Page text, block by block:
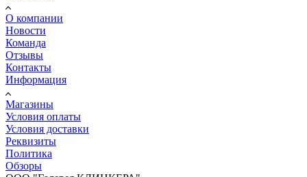
О компании
Новости
Команда
Отзывы
Контакты
Информация
Магазины
Условия оплаты
Условия доставки
Реквизиты
Политика
Обзоры